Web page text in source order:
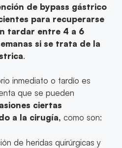
de bypass gástrico
para recuperarse
tardar entre 4 a 6
si se trata de la
.
inmediato o tardío es
que se pueden
ciertas
a la cirugía, como son:
de heridas quirúrgicas y